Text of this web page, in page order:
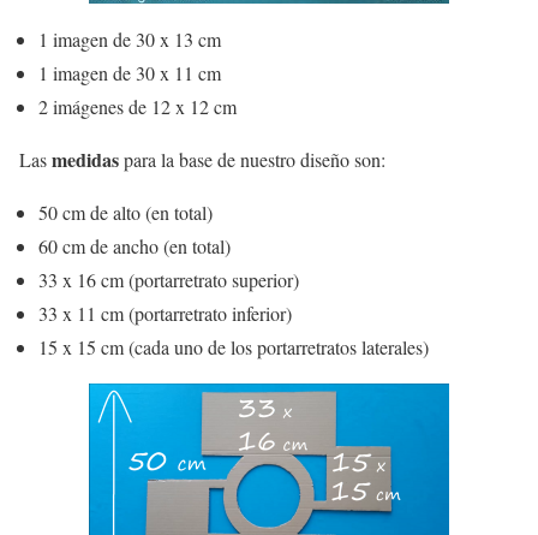
1 imagen de 30 x 13 cm
1 imagen de 30 x 11 cm
2 imágenes de 12 x 12 cm
Lasmedidaspara la base de nuestro diseño son:
50 cm de alto (en total)
60 cm de ancho (en total)
33 x 16 cm (portarretrato superior)
33 x 11 cm (portarretrato inferior)
15 x 15 cm (cada uno de los portarretratos laterales)